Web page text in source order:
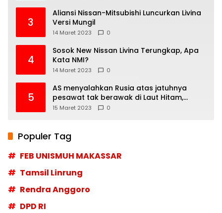
3
Aliansi Nissan-Mitsubishi Luncurkan Livina
Versi Mungil
14 Maret 2023 0
4
Sosok New Nissan Livina Terungkap, Apa
Kata NMI?
14 Maret 2023 0
5
AS menyalahkan Rusia atas jatuhnya
pesawat tak berawak di Laut Hitam,
Moskow menyangkal
15 Maret 2023 0
Populer Tag
FEB UNISMUH MAKASSAR
Tamsil Linrung
Rendra Anggoro
DPD RI